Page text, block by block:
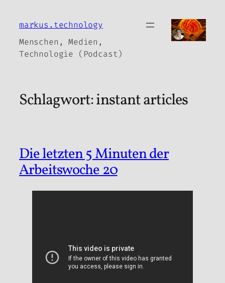
Inhalt
markus.technology
Menschen, Medien,
Technologie (Podcast)
Schlagwort:instant articles
Die letzten 5 Minuten der
Arbeitswoche 20